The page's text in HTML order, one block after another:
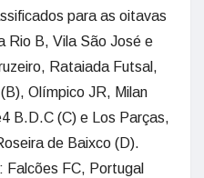
para as oitavas
Rio B, Vila São José e
Rataiada Futsal,
Olímpico JR, Milan
B.D.C (C) e Los Parças,
de Baixco (D).
Falcões FC, Portugal